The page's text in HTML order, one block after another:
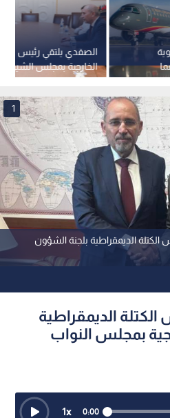
الصفدي يلتقي رئيس
الخارجية بمجلس الشيوخ
والسيناتور شاهين
الكتلة الديمقراطية بلجنة الشؤون
1
الديمقراطية
بمجلس النواب
0:00
1x